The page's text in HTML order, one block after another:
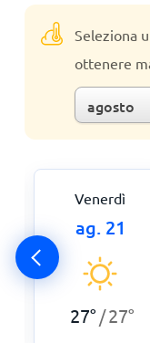
Seleziona
ottenere
Venerdì
ag. 21
27° /27°